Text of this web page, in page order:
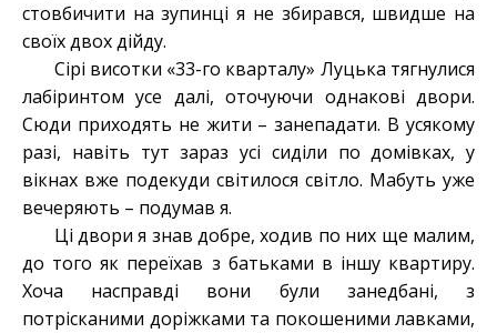
стовбичити на зупинці я не збирався, швидше на
своїх двох дійду.
Сірі висотки «33-го кварталу» Луцька тягнулися
лабіринтом усе далі, оточуючи однакові двори.
Сюди приходять не жити – занепадати. В усякому
разі, навіть тут зараз усі сиділи по домівках, у
вікнах вже подекуди світилося світло. Мабуть уже
вечеряють – подумав я.
Ці двори я знав добре, ходив по них ще малим,
до того як переїхав з батьками в іншу квартиру.
Хоча насправді вони були занедбані, з
потрісканими доріжками та покошеними лавками,